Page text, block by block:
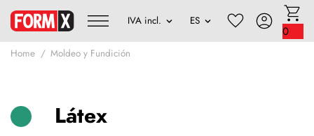
0
Home Moldeo y Fundición
Látex